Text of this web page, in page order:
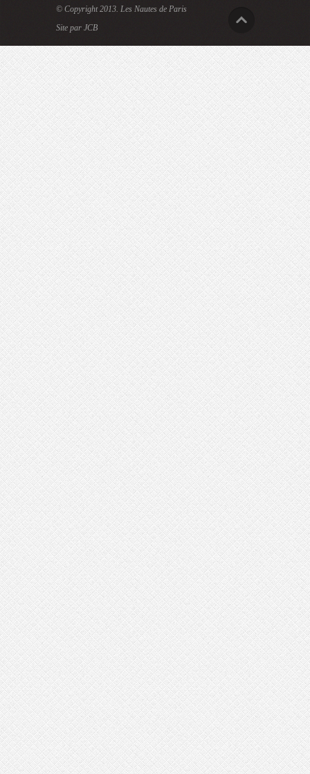
© Copyright 2013. Les Nautes de Paris
Site par JCB